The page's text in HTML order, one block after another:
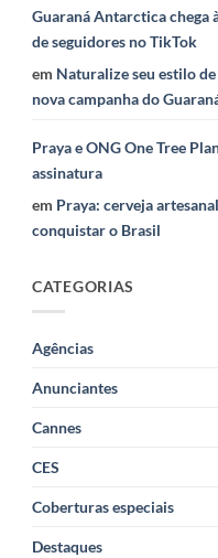
Guaraná Antarctica chega
de seguidores no TikTok
em Naturalize seu estilo
nova campanha do
Praya e ONG One Tree
assinatura
em Praya: cerveja
conquistar o Brasil
CATEGORIAS
Agências
Anunciantes
Cannes
CES
Coberturas especiais
Destaques